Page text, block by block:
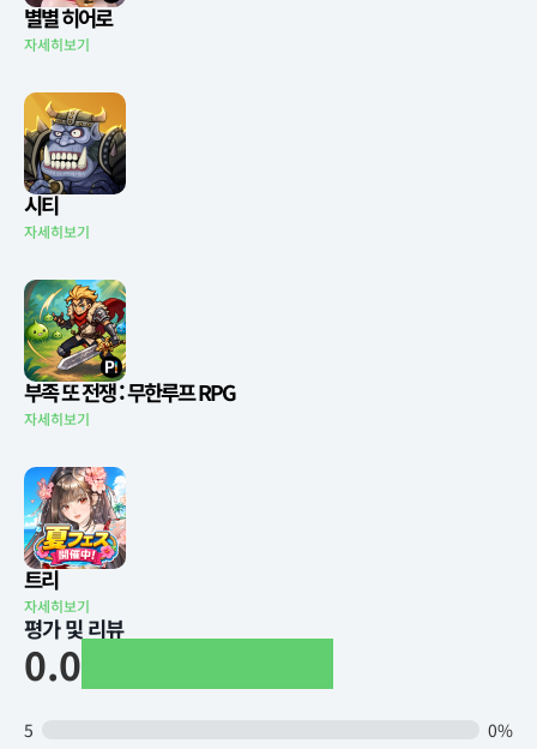
별별 히어로
자세히보기
시티
자세히보기
부족 또 전쟁 : 무한루프 RPG
자세히보기
트리
자세히보기
평가 및 리뷰
0.0
5
0%